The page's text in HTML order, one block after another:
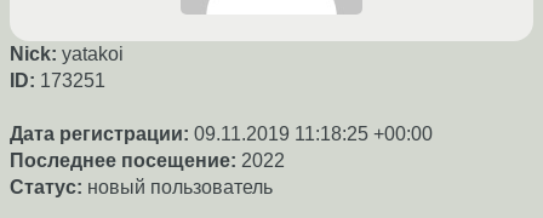
Nick: yatakoi
ID: 173251
Дата регистрации: 09.11.2019 11:18:25 +00:00
Последнее посещение: 2022
Статус: новый пользователь